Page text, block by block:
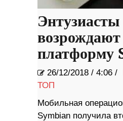
Энтузиасты
возрождают
платформу
26/12/2018 / 4:06 /
ТОП
Мобильная
Symbian получила